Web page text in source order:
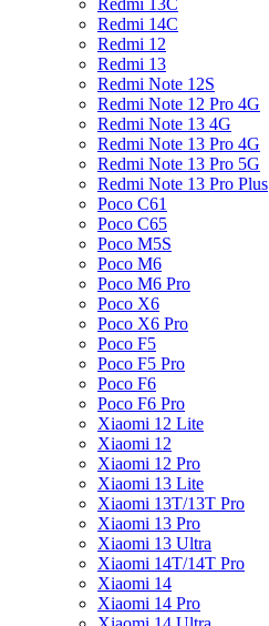
Redmi 14C
Redmi 12
Redmi 13
Redmi Note 12S
Redmi Note 12 Pro 4G
Redmi Note 13 4G
Redmi Note 13 Pro 4G
Redmi Note 13 Pro 5G
Redmi Note 13 Pro Plus
Poco C61
Poco C65
Poco M5S
Poco M6
Poco M6 Pro
Poco X6
Poco X6 Pro
Poco F5
Poco F5 Pro
Poco F6
Poco F6 Pro
Xiaomi 12 Lite
Xiaomi 12
Xiaomi 12 Pro
Xiaomi 13 Lite
Xiaomi 13T/13T Pro
Xiaomi 13 Pro
Xiaomi 13 Ultra
Xiaomi 14T/14T Pro
Xiaomi 14
Xiaomi 14 Pro